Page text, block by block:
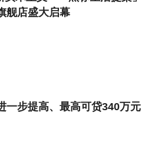
舰店盛大启幕
一步提高、最高可贷340万元